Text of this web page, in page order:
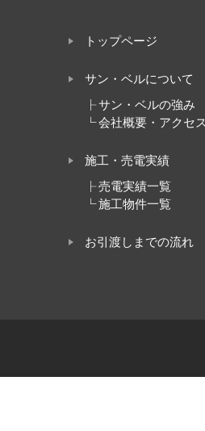
トップページ
サン・ベルについて
├サン・ベルの強み
└会社概要・アクセス
施工・売電実績
├売電実績一覧
└施工物件一覧
お引渡しまでの流れ